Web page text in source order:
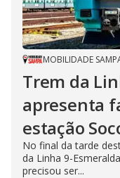
MOBILIDADE
Trem da
apresenta
estação
No final da tarde
da Linha 9-
precisou ser...